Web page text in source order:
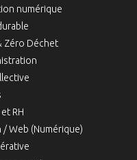
numérique
Zéro Déchet
RH
Web (Numérique)